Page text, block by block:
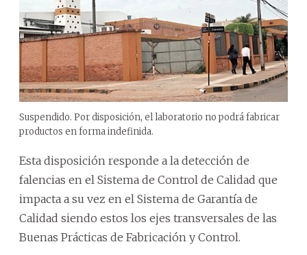
Suspendido. Por disposición, el laboratorio no podrá fabricar
productos en forma indefinida.
Esta disposición responde a la detección de
falencias en el Sistema de Control de Calidad que
impacta a su vez en el Sistema de Garantía de
Calidad siendo estos los ejes transversales de las
Buenas Prácticas de Fabricación y Control.